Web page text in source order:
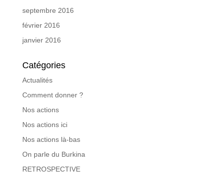
septembre 2016
février 2016
janvier 2016
Catégories
Actualités
Comment donner ?
Nos actions
Nos actions ici
Nos actions là-bas
On parle du Burkina
RETROSPECTIVE